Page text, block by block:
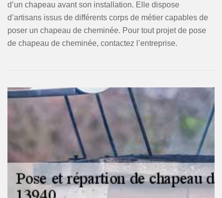
d’un chapeau avant son installation. Elle dispose
d’artisans issus de différents corps de métier capables de
poser un chapeau de cheminée. Pour tout projet de pose
de chapeau de cheminée, contactez l’entreprise.